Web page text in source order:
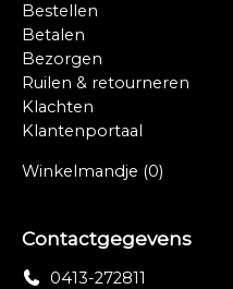
Bestellen
Betalen
Bezorgen
Ruilen & retourneren
Klachten
Klantenportaal
Winkelmandje (0)
Contactgegevens
0413-272811